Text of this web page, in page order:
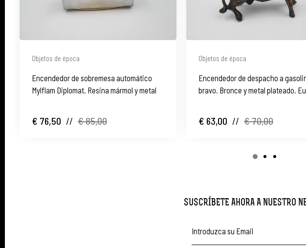
Objetos de época
Encendedor de sobremesa automático
Mylflam Diplomat. Resina mármol y metal
€ 76,50 // € 85,00
Objetos de época
Encendedor de despacho a
bravo. Bronce y metal plateado.
€ 63,00 // € 70,00
SUSCRÍBETE AHORA A NUESTRO